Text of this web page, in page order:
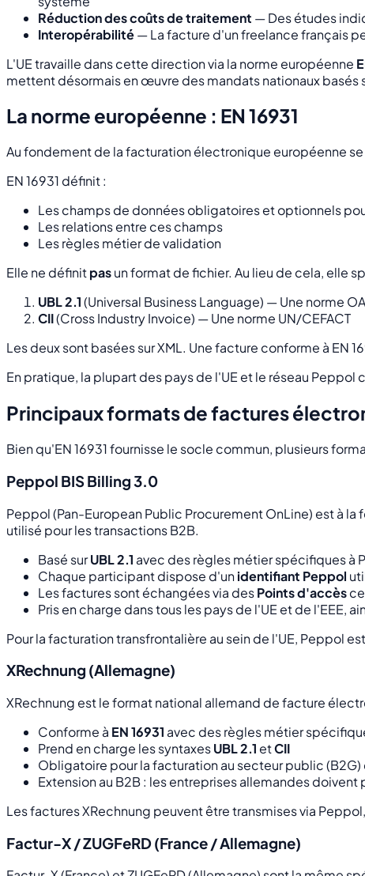
Réduction des coûts de traitement — Des études
Interopérabilité— La facture d'un freelance français
L'UE travaille dans cette direction via la norme européenne
mettent désormais en œuvre des mandats nationaux
La norme européenne : EN 16931
Au fondement de la facturation électronique européenne se
EN 16931 définit :
Les champs de données obligatoires et optionnels
Les relations entre ces champs
Les règles métier de validation
Elle ne définitpasun format de fichier. Au lieu de cela, elle
UBL 2.1(Universal Business Language) — Une norme
CII(Cross Industry Invoice) — Une norme UN/CEFACT
Les deux sont basées sur XML. Une facture conforme à
En pratique, la plupart des pays de l'UE et le réseau Peppol
Principaux formats de factures
Bien qu'EN 16931 fournisse le socle commun, plusieurs
Peppol BIS Billing 3.0
Peppol (Pan-European Public Procurement OnLine) est à
utilisé pour les transactions B2B.
Basé surUBL 2.1 avec des règles métier spécifiques à
Chaque participant dispose d'unidentifiant Peppol
Les factures sont échangées via desPoints d'accès
Pris en charge dans tous les pays de l'UE et de l'EEE,
Pour la facturation transfrontalière au sein de l'UE, Peppol
XRechnung (Allemagne)
XRechnung est le format national allemand de facture
Conforme à EN 16931 avec des règles métier
Prend en charge les syntaxesUBL 2.1 etCII
Obligatoire pour la facturation au secteur public
Extension au B2B : les entreprises allemandes doivent
Les factures XRechnung peuvent être transmises via
Factur-X / ZUGFeRD (France / Allemagne)